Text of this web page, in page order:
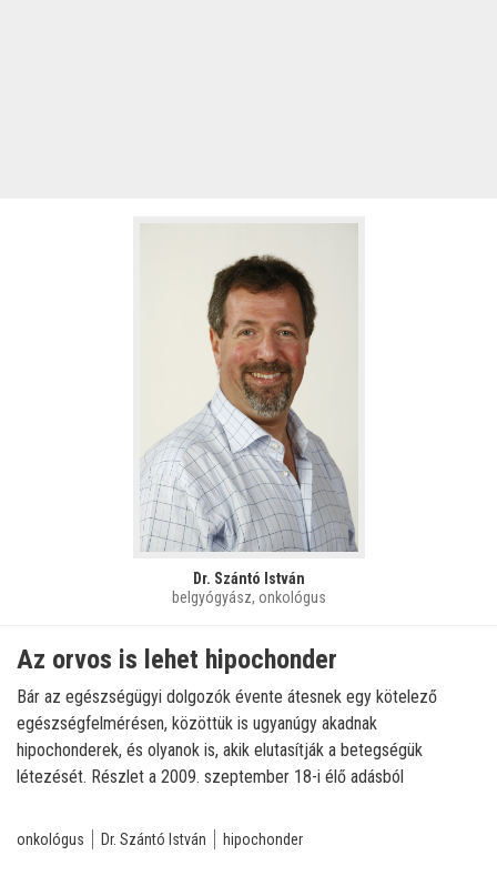
Dr. Szántó István
belgyógyász, onkológus
Az orvos is lehet hipochonder
Bár az egészségügyi dolgozók évente átesnek egy kötelező
egészségfelmérésen, közöttük is ugyanúgy akadnak
hipochonderek, és olyanok is, akik elutasítják a betegségük
létezését. Részlet a 2009. szeptember 18-i élő adásból
onkológus Dr. Szántó István hipochonder